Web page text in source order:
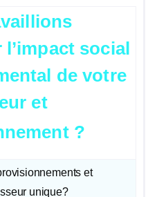
social
de votre
et
?
et
unique?